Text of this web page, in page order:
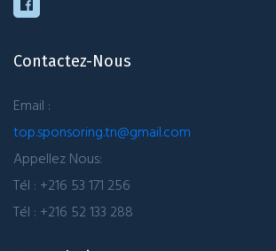
Contactez-Nous
Email :
top.sponsoring.tn@gmail.com
Appellez Nous:
Tél : +216 53 171 256
Tél : +216 52 133 288